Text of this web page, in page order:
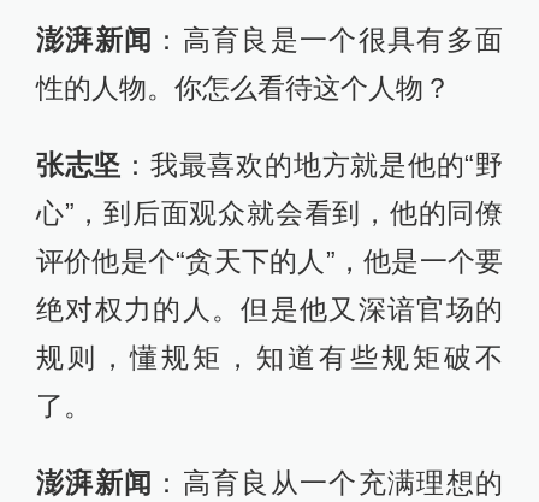
澎湃新闻 ：高育良是一个很具有多面
性的人物。你怎么看待这个人物？
张志坚 ：我最喜欢的地方就是他的“野
心”，到后面观众就会看到，他的同僚
评价他是个“贪天下的人”，他是一个要
绝对权力的人。但是他又深谙官场的
规则，懂规矩，知道有些规矩破不
了。
澎湃新闻 ：高育良从一个充满理想的